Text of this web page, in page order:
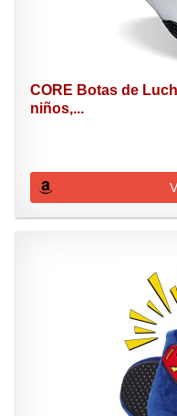
CORE Botas de
niños,...